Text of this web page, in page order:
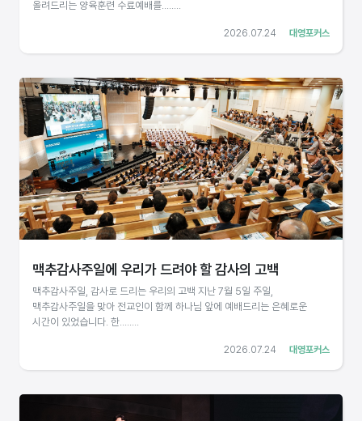
대영포커스
2026.07.24
올려드리는 양육훈련 수료예배를........
대영포커스
2026.07.24
맥추감사주일에 우리가 드려야 할 감사의 고백
맥추감사주일, 감사로 드리는 우리의 고백 지난 7월 5일 주일,
맥추감사주일을 맞아 전교인이 함께 하나님 앞에 예배드리는 은혜로운
시간이 있었습니다. 한........